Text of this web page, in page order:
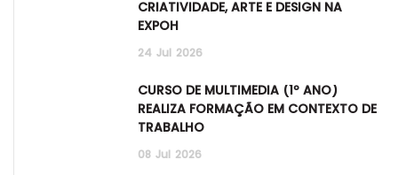
CRIATIVIDADE, ARTE E DESIGN NA
EXPOH
24 Jul 2026
CURSO DE MULTIMÉDIA (1º ANO)
REALIZA FORMAÇÃO EM CONTEXTO DE
TRABALHO
08 Jul 2026